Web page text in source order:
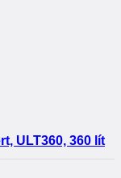
ULT360, 360 lít